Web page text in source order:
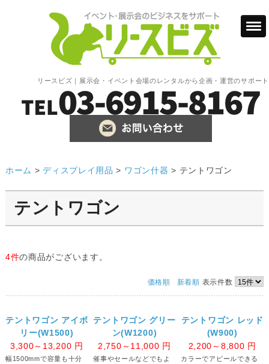
リースビズ｜展示会・イベント会場のレンタルから企画・運営のサポート
ホーム >ディスプレイ用品 > ワゴン什器 > テントワゴン
テントワゴン
4件の商品がございます。
価格順 新着順 表示件数
テントワゴン アイボ
リー(W1500)
3,300～13,200 円
幅1500mmで容量も十分
テントワゴン グリー
ン(W1200)
2,750～11,000 円
催事やセールなどでもよ
テントワゴン レッド
(W900)
2,200～8,800 円
カラーでアピールできる